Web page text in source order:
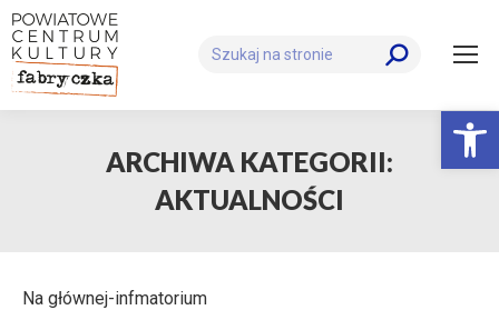
Szukaj:
ARCHIWA KATEGORII:
AKTUALNOŚCI
Na głównej-infmatorium